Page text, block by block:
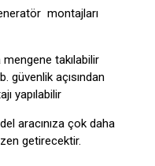
montajları
takılabilir
güvenlik açısından
yapılabilir
aracınıza çok daha
getirecektir.